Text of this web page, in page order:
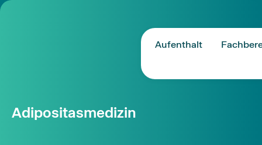
Aufenthalt
Adipositasmedizin